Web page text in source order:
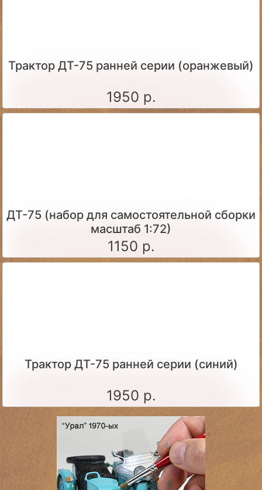
Трактор ДТ-75 ранней серии (оранжевый)
1950 р.
ДТ-75 (набор для самостоятельной сборки
масштаб 1:72)
1150 р.
Трактор ДТ-75 ранней серии (синий)
1950 р.